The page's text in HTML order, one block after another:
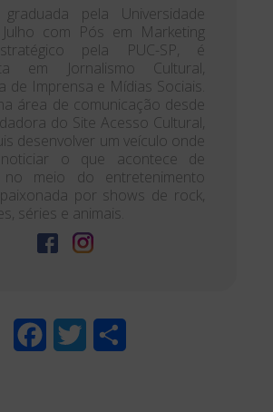
graduada pela Universidade
com Pós em Marketing
pela PUC-SP, é
em Jornalismo Cultural,
de Imprensa e Mídias Sociais.
área de comunicação desde
do Site Acesso Cultural,
desenvolver um veículo onde
o que acontece de
no meio do entretenimento
por shows de rock,
séries e animais.